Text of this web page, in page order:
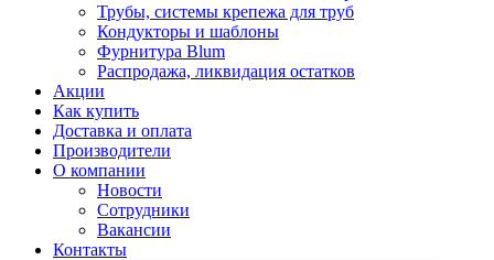
Трубы, системы крепежа для труб
Кондукторы и шаблоны
Фурнитура Blum
Распродажа, ликвидация остатков
Акции
Как купить
Доставка и оплата
Производители
О компании
Новости
Сотрудники
Вакансии
Контакты